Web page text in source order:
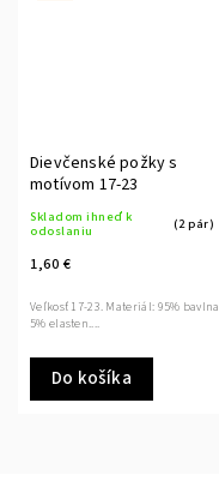
Dievčenské požky s
motívom 17-23
Skladom ihneď k
odoslaniu
(2 pár)
1,60 €
Do košíka
Veľkosť 17-23. Materiál: 95% bavlna
5% elasten....